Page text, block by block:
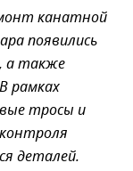
канатной
появились
а также
рамках
тросы и
деталей.